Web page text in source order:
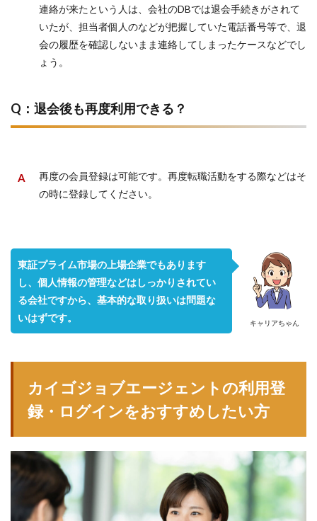
連絡が来たという人は、会社のDBでは退会手続きがされて
いたが、担当者個人のなどが把握していた電話番号等で、退
会の履歴を確認しないまま連絡してしまったケースなどでし
ょう。
Q：退会後も再度利用できる？
再度の会員登録は可能です。再度転職活動をする際などはそ
の時に登録してください。
キャリアちゃん
東証プライム市場の上場企業でもあります
し、個人情報の管理などはしっかりされてい
る会社ですから、基本的な取り扱いは問題な
いはずです。
カイゴジョブエージェントの利用登
録・ログインをおすすめしたい方